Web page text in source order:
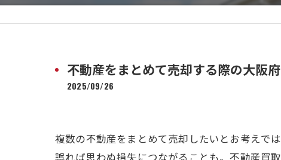
不動産をまとめて売却する際の大阪
2025/09/26
複数の不動産をまとめて売却したいとお考えで
誤れば思わぬ損失につながることも。不動産買